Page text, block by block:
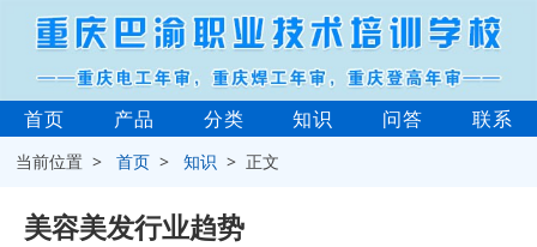
首页 产品 分类 知识 问答 联系
当前位置 >首页 >知识 > 正文
美容美发行业趋势